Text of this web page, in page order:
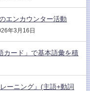
エンカウンター活動
年3月16日
カード」で基本語彙を積
ーニング』(主語+動詞